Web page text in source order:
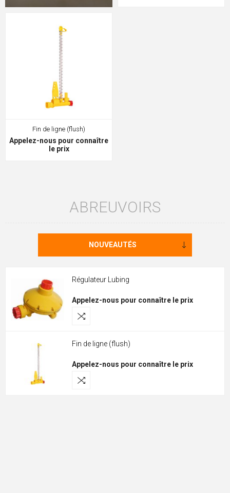
Fin de ligne (flush)
Appelez-nous pour connaître
le prix
ABREUVOIRS
Régulateur Lubing
Appelez-nous pour connaître le prix
Fin de ligne (flush)
Appelez-nous pour connaître le prix